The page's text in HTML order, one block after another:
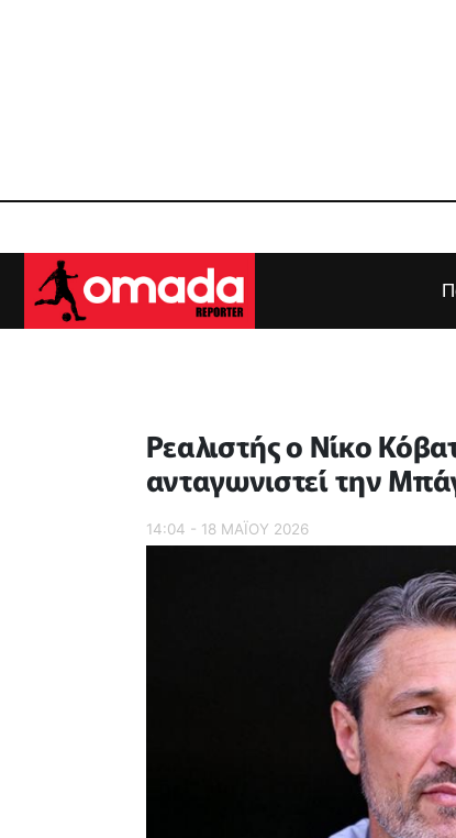
Ρεαλιστής ο Νίκο
ανταγωνιστεί την
14:04 - 18 ΜΑΪ́ΟΥ 2026